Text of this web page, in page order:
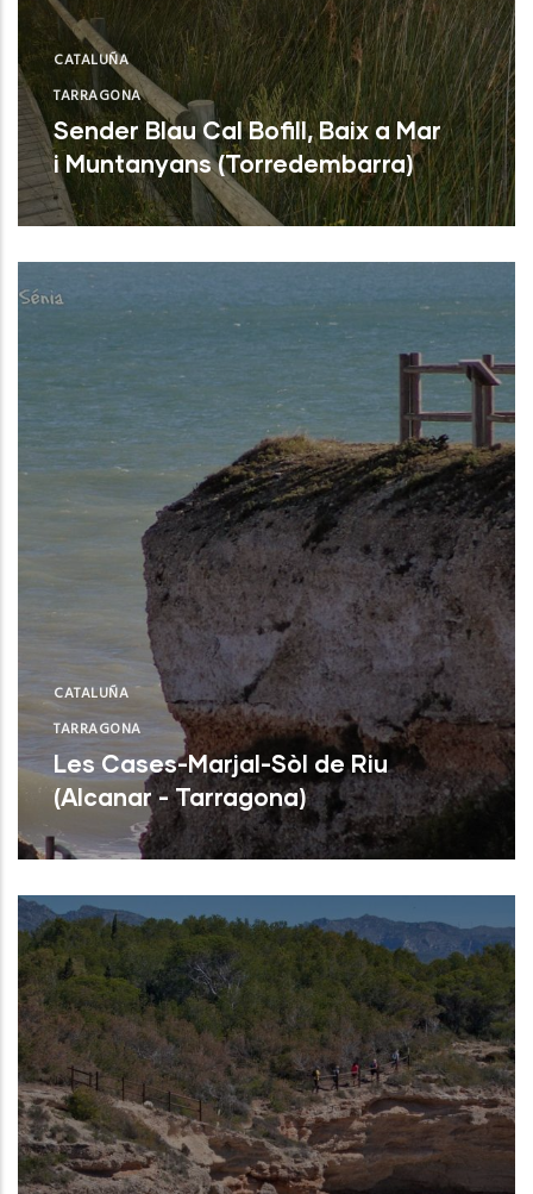
CATALUÑA
TARRAGONA
Sender Blau Cal Bofill, Baix a Mar
i Muntanyans (Torredembarra)
Leer Más
CATALUÑA
TARRAGONA
Les Cases-Marjal-Sòl de Riu
(Alcanar - Tarragona)
Leer Más